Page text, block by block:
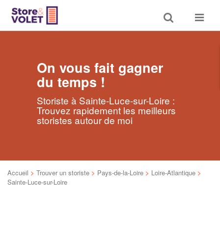
Toggle
search
Toggle
On vous fait gagner
du temps !
Storiste à Sainte-Luce-sur-Loire :
Trouvez rapidement les meilleurs
storistes autour de moi
Accueil > Trouver un storiste > Pays-de-la-Loire > Loire-Atlantique >
Sainte-Luce-sur-Loire